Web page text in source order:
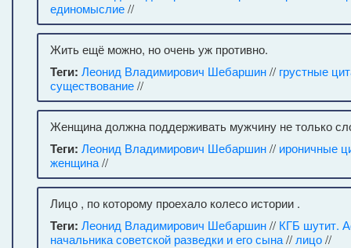
единомыслие//
Жить ещё можно, но очень уж противно.
Теги: Леонид Владимирович Шебаршин// грустные
существование//
Женщина должна поддерживать мужчину не только
Теги: Леонид Владимирович Шебаршин// ироничные
женщина//
Лицо , по которому проехало колесо истории .
Теги: Леонид Владимирович Шебаршин// КГБ шутит.
начальника советской разведки и его сына// лицо//